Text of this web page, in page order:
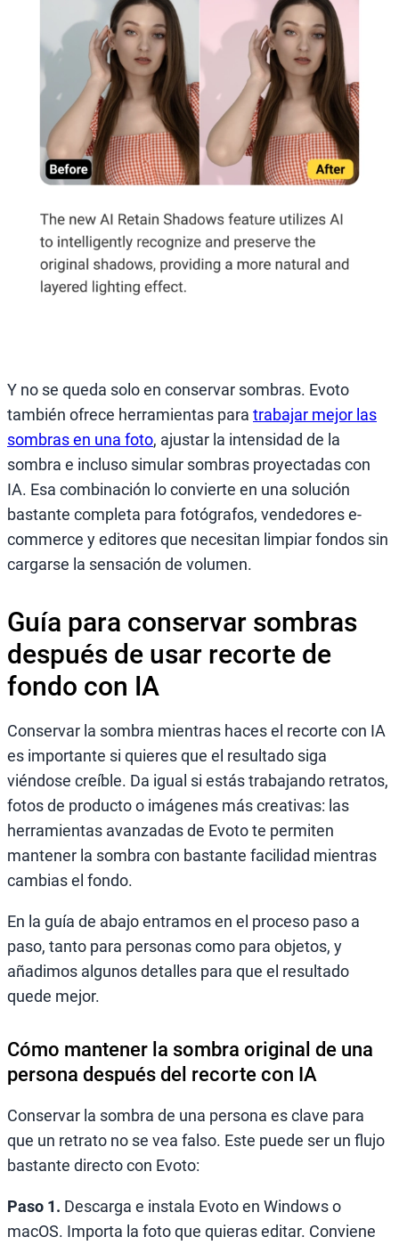
Y no se queda solo en conservar sombras. Evoto
también ofrece herramientas para trabajar mejor las
sombras en una foto, ajustar la intensidad de la
sombra e incluso simular sombras proyectadas con
IA. Esa combinación lo convierte en una solución
bastante completa para fotógrafos, vendedores e-
commerce y editores que necesitan limpiar fondos sin
cargarse la sensación de volumen.
Guía para conservar sombras
después de usar recorte de
fondo con IA
Conservar la sombra mientras haces el recorte con IA
es importante si quieres que el resultado siga
viéndose creíble. Da igual si estás trabajando retratos,
fotos de producto o imágenes más creativas: las
herramientas avanzadas de Evoto te permiten
mantener la sombra con bastante facilidad mientras
cambias el fondo.
En la guía de abajo entramos en el proceso paso a
paso, tanto para personas como para objetos, y
añadimos algunos detalles para que el resultado
quede mejor.
Cómo mantener la sombra original de una
persona después del recorte con IA
Conservar la sombra de una persona es clave para
que un retrato no se vea falso. Este puede ser un flujo
bastante directo con Evoto:
Paso 1. Descarga e instala Evoto en Windows o
macOS. Importa la foto que quieras editar. Conviene